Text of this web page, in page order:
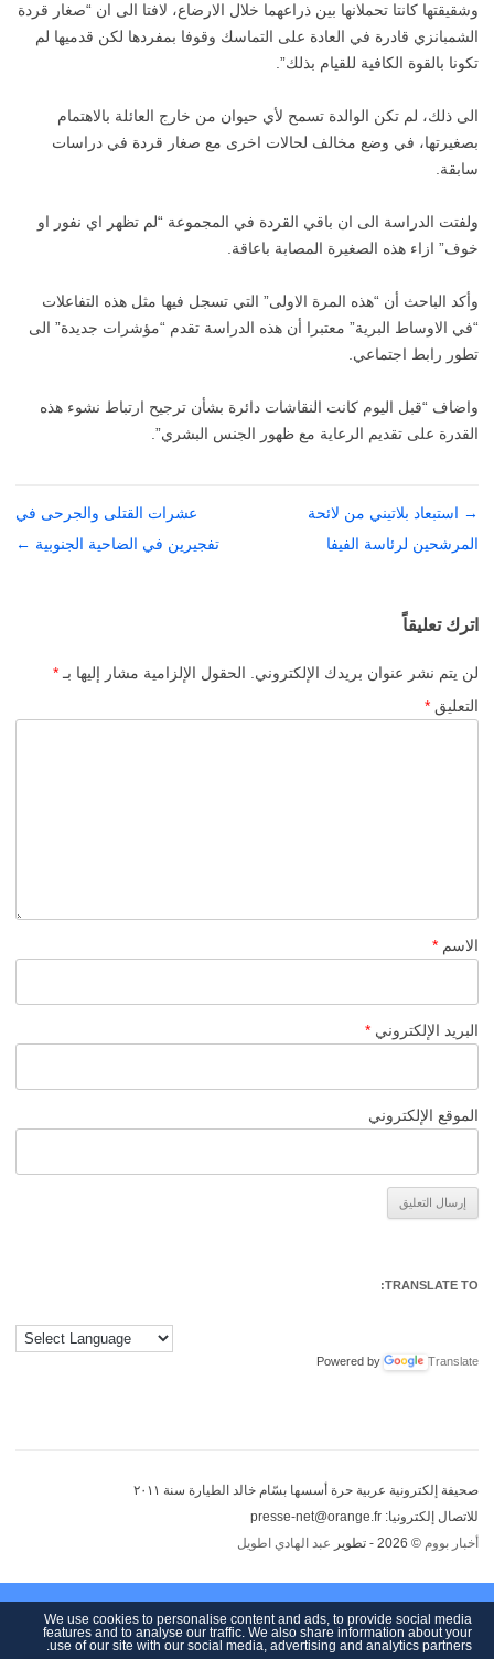
وشقيقتها كانتا تحملانها بين ذراعهما خلال الارضاع، لافتا الى ان “صغار قردة
الشمبانزي قادرة في العادة على التماسك وقوفا بمفردها لكن قدميها لم
تكونا بالقوة الكافية للقيام بذلك”.
الى ذلك، لم تكن الوالدة تسمح لأي حيوان من خارج العائلة بالاهتمام
بصغيرتها، في وضع مخالف لحالات اخرى مع صغار قردة في دراسات
سابقة.
ولفتت الدراسة الى ان باقي القردة في المجموعة “لم تظهر اي نفور او
خوف” ازاء هذه الصغيرة المصابة باعاقة.
وأكد الباحث أن “هذه المرة الاولى” التي تسجل فيها مثل هذه التفاعلات
“في الاوساط البرية” معتبرا أن هذه الدراسة تقدم “مؤشرات جديدة” الى
تطور رابط اجتماعي.
واضاف “قبل اليوم كانت النقاشات دائرة بشأن ترجيح ارتباط نشوء هذه
القدرة على تقديم الرعاية مع ظهور الجنس البشري”.
تصفّح
المقالات
→ استبعاد بلاتيني من لائحة
المرشحين لرئاسة الفيفا
عشرات القتلى والجرحى في
تفجيرين في الضاحية الجنوبية ←
اترك تعليقاً
لن يتم نشر عنوان بريدك الإلكتروني. الحقول الإلزامية مشار إليها بـ *
التعليق *
الاسم *
البريد الإلكتروني *
الموقع الإلكتروني
TRANSLATE TO:
Powered by Translate
صحيفة إلكترونية عربية حرة أسسها بسّام خالد الطيارة سنة ٢٠١١
للاتصال إلكترونيا: presse-net@orange.fr
أخبار بووم © 2026 - تطوير عبد الهادي اطويل
We use cookies to personalise content and ads, to provide social media
features and to analyse our traffic. We also share information about your
use of our site with our social media, advertising and analytics partners.